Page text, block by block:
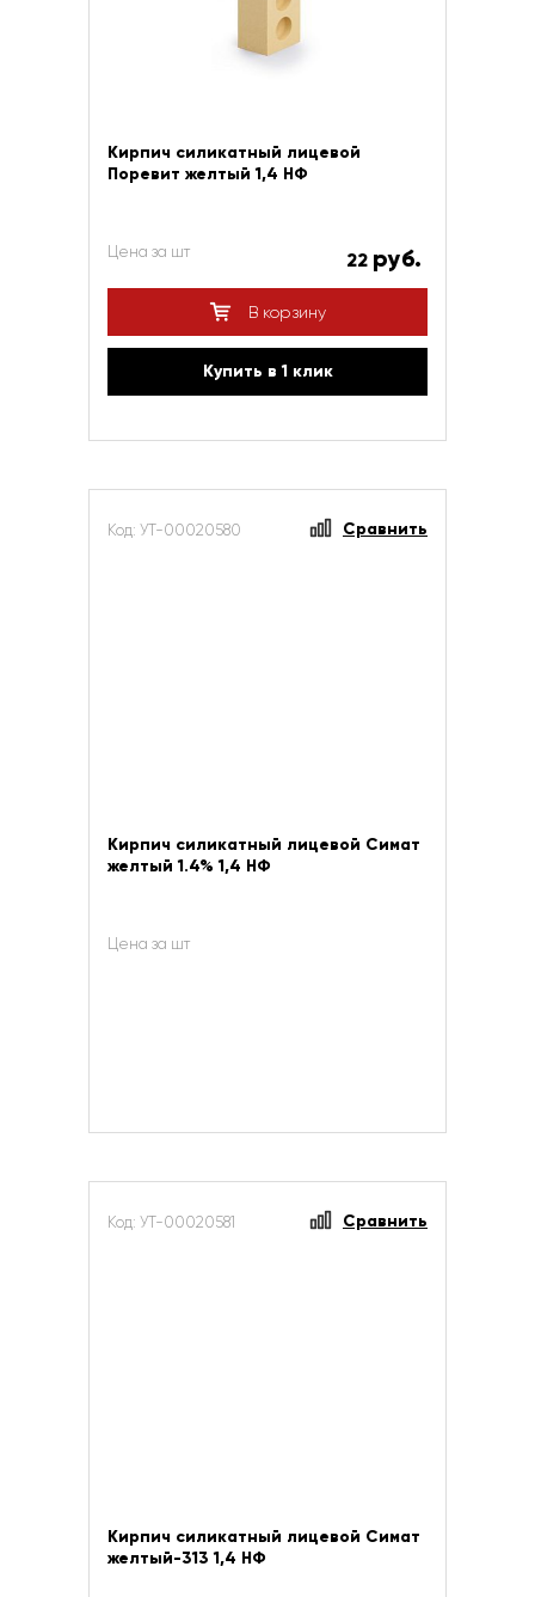
Кирпич силикатный лицевой
Поревит желтый 1,4 НФ
Цена за шт 22 руб.
В корзину
Купить в 1 клик
Код: УТ-00020580 Сравнить
Кирпич силикатный лицевой Симат
желтый 1.4% 1,4 НФ
Цена за шт
Код: УТ-00020581 Сравнить
Кирпич силикатный лицевой Симат
желтый-313 1,4 НФ